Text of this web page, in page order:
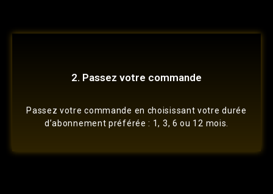
2. Passez votre commande
Passez votre commande en choisissant votre durée
d’abonnement préférée : 1, 3, 6 ou 12 mois.